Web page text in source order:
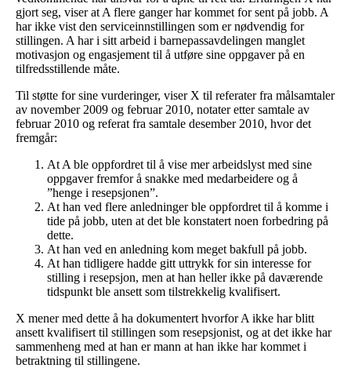
gjort seg, viser at A flere ganger har kommet for sent på jobb. A
har ikke vist den serviceinnstillingen som er nødvendig for
stillingen. A har i sitt arbeid i barnepassavdelingen manglet
motivasjon og engasjement til å utføre sine oppgaver på en
tilfredsstillende måte.
Til støtte for sine vurderinger, viser X til referater fra målsamtaler
av november 2009 og februar 2010, notater etter samtale av
februar 2010 og referat fra samtale desember 2010, hvor det
fremgår:
At A ble oppfordret til å vise mer arbeidslyst med sine
oppgaver fremfor å snakke med medarbeidere og å
”henge i resepsjonen”.
At han ved flere anledninger ble oppfordret til å komme i
tide på jobb, uten at det ble konstatert noen forbedring på
dette.
At han ved en anledning kom meget bakfull på jobb.
At han tidligere hadde gitt uttrykk for sin interesse for
stilling i resepsjon, men at han heller ikke på daværende
tidspunkt ble ansett som tilstrekkelig kvalifisert.
X mener med dette å ha dokumentert hvorfor A ikke har blitt
ansett kvalifisert til stillingen som resepsjonist, og at det ikke har
sammenheng med at han er mann at han ikke har kommet i
betraktning til stillingene.